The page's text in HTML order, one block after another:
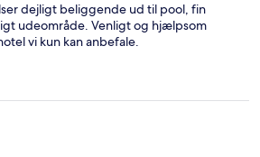
dejligt beliggende ud til pool, fin
udeområde. Venligt og hjælpsom
vi kun kan anbefale.